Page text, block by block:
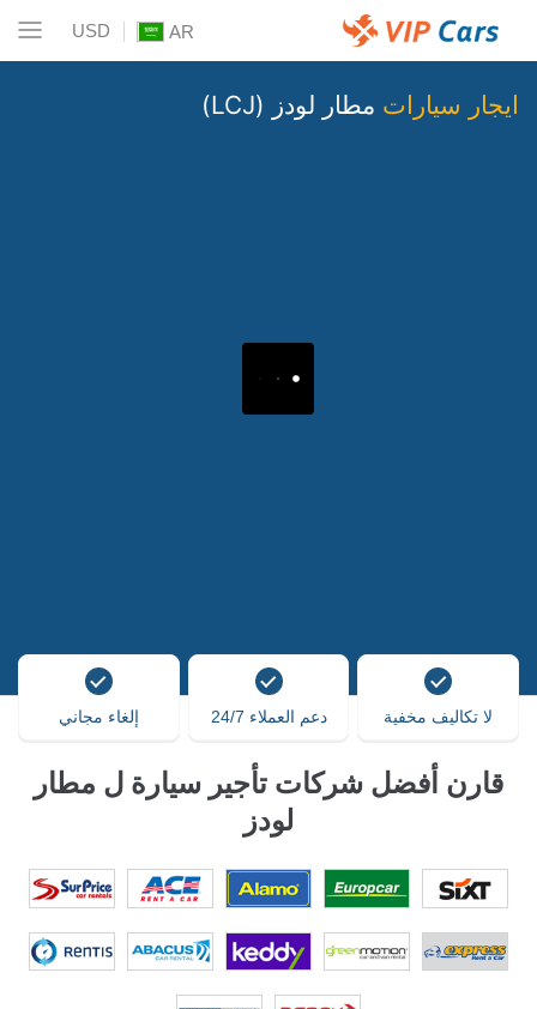
AR
USD
ايجار سيارات مطار لودز (LCJ)
لا تكاليف مخفية دعم العملاء 24/7 إلغاء مجاني
قارن أفضل شركات تأجير سيارة ل مطار
لودز